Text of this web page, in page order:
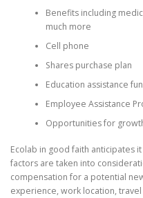
Benefits including
much more
Cell phone
Shares purchase plan
Education assistance
Employee Assistance
Opportunities for
Ecolab in good faith anticipates
factors are taken into
compensation for a potential
experience, work location,